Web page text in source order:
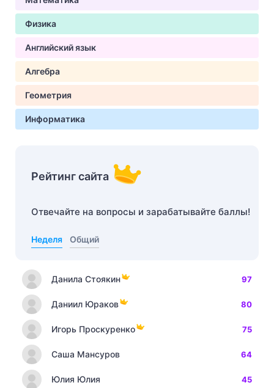
Физика
Английский язык
Алгебра
Геометрия
Информатика
Рейтинг сайта
Отвечайте на вопросы и зарабатывайте баллы!
Неделя Общий
Данила Стоякин 97
Даниил Юраков 80
Игорь Проскуренко 75
Саша Мансуров 64
Юлия Юлия 45